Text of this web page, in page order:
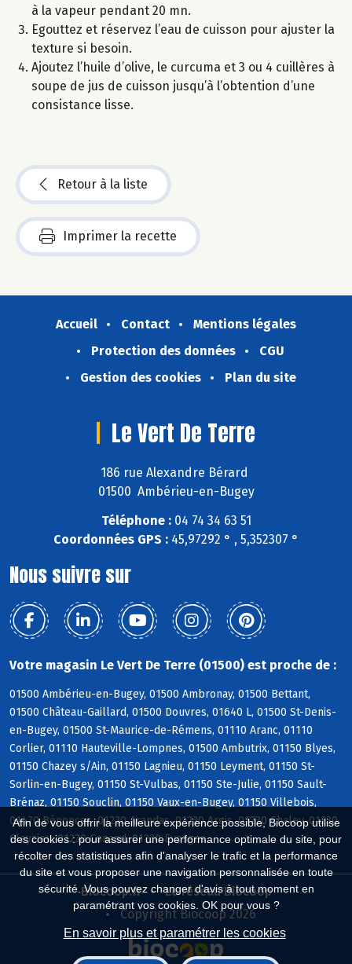
Afin de vous offrir la meilleure expérience possible, Biocoop utilise
des cookies : pour assurer une performance optimale du site, pour
récolter des statistiques afin d'analyser le trafic et la performance
du site et vous proposer une navigation personnalisée en toute
sécurité. Vous pouvez changer d'avis à tout moment en
paramétrant vos cookies. OK pour vous ?
En savoir plus et paramétrer les cookies
à la vapeur pendant 20 mn.
Egouttez et réservez l’eau de cuisson pour ajuster la
texture si besoin.
Ajoutez l’huile d’olive, le curcuma et 3 ou 4 cuillères à
soupe de jus de cuisson jusqu’à l’obtention d’une
consistance lisse.
Retour à la liste
Imprimer la recette
Accueil Contact
Mentions légales
Protection des données
CGU
Gestion des cookies
Plan du site
Le Vert De Terre
186 rue Alexandre Bérard
01500 Ambérieu-en-Bugey
Téléphone :04 74 34 63 51
Coordonnées GPS : 45,97292 ° , 5,352307 °
Nous suivre sur
Votre magasin Le Vert De Terre (01500) est proche de :
01500 Ambérieu-en-Bugey, 01500 Ambronay, 01500 Bettant,
01500 Château-Gaillard, 01500 Douvres, 01640 L, 01500 St-Denis-
en-Bugey, 01500 St-Maurice-de-Rémens, 01110 Aranc, 01110
Corlier, 01110 Hauteville-Lompnes, 01500 Ambutrix, 01150 Blyes,
01150 Chazey s/Ain, 01150 Lagnieu, 01150 Leyment, 01150 St-
Sorlin-en-Bugey, 01150 St-Vulbas, 01150 Ste-Julie, 01150 Sault-
Brénaz, 01150 Souclin, 01150 Vaux-en-Bugey, 01150 Villebois,
01470 Bénonces, 01230 Arandas, 01230 Argis, 01230 Chaley, 01230
Cleyzieu, 01230 Conand, 01230 Evosges
Biocoop.fr
Le réseau Biocoop
Copyright Biocoop 2026